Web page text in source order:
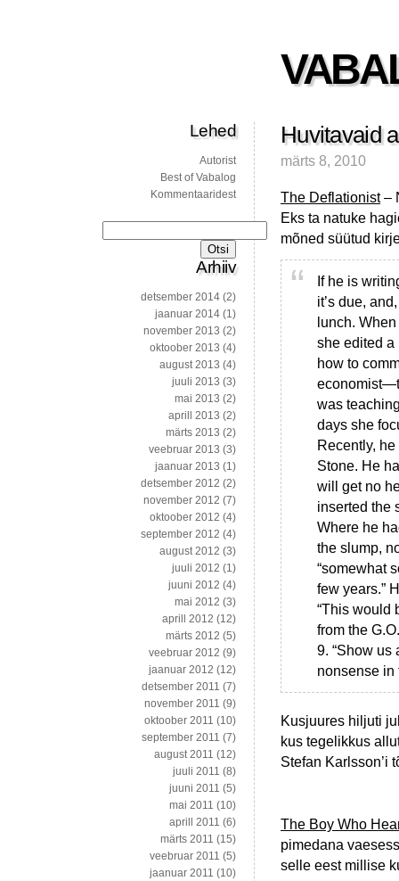
Huvitavaid
märts 8, 2010
The Deflationist–
Eks ta natuke
mõned süütud
If he is
it’s due,
lunch.
she edited
how to
was
days she
Recently,
Stone. He
will get no
inserted the
Where he
the slump,
“somewhat
few years.”
“This would
from the
9. “Show us
nonsense in
Kusjuures hiljuti
kus tegelikkus
Stefan Karlsson’i
The Boy Who
pimedana
selle eest millise
Lehed
Autorist
Best of Vabalog
Kommentaaridest
Arhiiv
detsember 2014 (2)
jaanuar 2014 (1)
november 2013 (2)
oktoober 2013 (4)
august 2013 (4)
juuli 2013 (3)
mai 2013 (2)
aprill 2013 (2)
märts 2013 (2)
veebruar 2013 (3)
jaanuar 2013 (1)
detsember 2012 (2)
november 2012 (7)
oktoober 2012 (4)
september 2012 (4)
august 2012 (3)
juuli 2012 (1)
juuni 2012 (4)
mai 2012 (3)
aprill 2012 (12)
märts 2012 (5)
veebruar 2012 (9)
jaanuar 2012 (12)
detsember 2011 (7)
november 2011 (9)
oktoober 2011 (10)
september 2011 (7)
august 2011 (12)
juuli 2011 (8)
juuni 2011 (5)
mai 2011 (10)
aprill 2011 (6)
märts 2011 (15)
veebruar 2011 (5)
jaanuar 2011 (10)